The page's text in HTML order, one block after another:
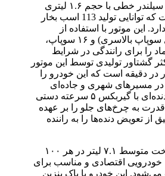
تارا دنده‌ای به یک موتور ۴ سیلندر خطی با حجم ۱.۶ لیتری
(1598 سی‌سی) مجهز است که توانایی تولید 113 اسب بخار
دارد. این موتور با استفاده از
تکنولوژی DOHC (دو میل سوپاپ بالاسری) و ۱۶ سوپاپ،
را برای رانندگی در شرایط
گشتاور تولیدی توسط این موتور
در ۴۰۰۰ دور در دقیقه است که این خودرو را
در مسیرهای شهری و جاده‌ای
حرکت کند. همچنین، تارا دنده‌ای با گیربکس ۵ سرعته دستی
به چرخ‌های جلو را بر عهده
از تعویض دنده‌ها را به راننده
تارا دنده‌ای با مصرف سوخت متوسط ۷.۱ لیتر در هر ۱۰۰
خودرویی اقتصادی و مناسب برای
این خودرو با باک بنزین